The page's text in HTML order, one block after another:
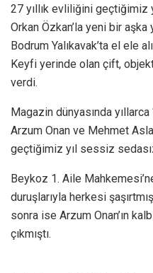
27 yıllık evliliğini geçtiğimiz
Orkan Özkan’la yeni bir
Bodrum Yalıkavak’ta el ele
Keyfi yerinde olan çift,
verdi.
Magazin dünyasında
Arzum Onan ve Mehmet
geçtiğimiz yıl sessiz
Beykoz 1. Aile
duruşlarıyla herkesi
sonra ise Arzum Onan’ın
çıkmıştı.